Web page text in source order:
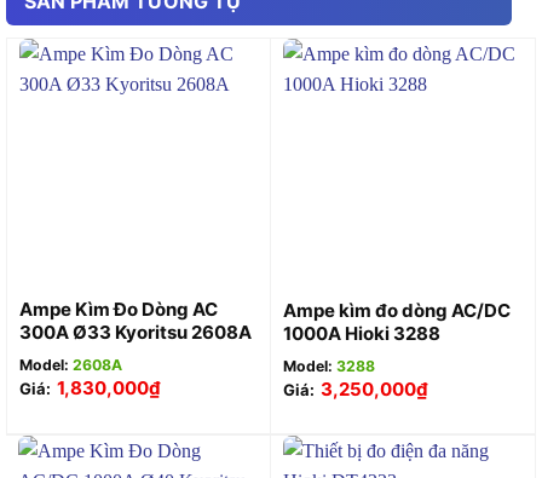
Ampe Kìm Đo Dòng AC
300A Ø33 Kyoritsu 2608A
Model: 2608A
Giá: 1,830,000₫
Ampe kìm đo dòng AC/DC
1000A Hioki 3288
Model: 3288
Giá: 3,250,000₫